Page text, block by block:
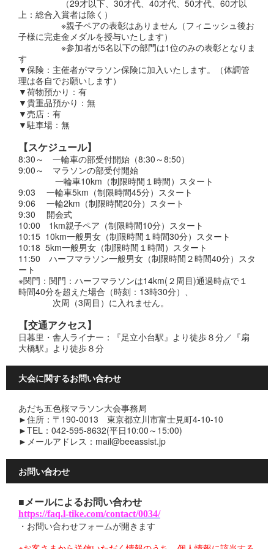
（29才以下、30才代、40才代、50才代、60才以
上：総合入賞者は除く）
※親子ペアの表彰はありません（フィニッシュ後お
子様に完走金メダルを授与いたします）
※参加者が5名以下の部門は1位のみの表彰となりま
す
▼保険：主催者がマラソン保険に加入いたします。（体調管
理は各自でお願いします）
▼荷物預かり：有
▼貴重品預かり：無
▼売店：有
▼駐車場：無
【スケジュール】
8:30～ 一輪車の部受付開始（8:30～8:50）
9:00～ マラソンの部受付開始
一輪車10km（制限時間１時間）スタート
9:03 一輪車5km（制限時間45分）スタート
9:06 一輪2km（制限時間20分）スタート
9:30 開会式
10:00 1km親子ペア（制限時間10分）スタート
10:15 10km一般男女（制限時間１時間30分）スタート
10:18 5km一般男女（制限時間１時間）スタート
11:50 ハーフマラソン一般男女（制限時間２時間40分）スタ
ート
※関門：関門：ハーフマラソンは14km(２周目)通過時点で１
時間40分を超えた場合（時刻：13時30分）、
次周（3周目）に入れません。
【交通アクセス】
日暮里・舎人ライナー：『足立小台駅』より徒歩８分／『扇
大橋駅』より徒歩８分
大会に関するお問い合わせ
あだち五色桜マラソン大会事務局
►住所：〒190-0013 東京都立川市富士見町4-10-10
►TEL：042-595-8632(平日10:00～15:00)
►メールアドレス：mail@beeassist.jp
お問い合わせ
■メールによるお問い合わせ
https://faq.l-tike.com/contact/0034/
・お問い合わせフォームが開きます